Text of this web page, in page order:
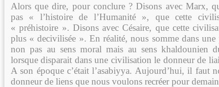
Alors que dire, pour conclure ? Disons avec Marx,
pas « l’histoire de l’Humanité », que cette
« préhistoire ». Disons avec Césaire, que cette
plus « decivilisée ». En réalité, nous somme dans une
non pas au sens moral mais au sens khaldounien
lorsque disparait dans une civilisation le donneur de
A son époque c’était l’asabiyya. Aujourd’hui, il faut
donneur de liens que nous voulons recréer pour